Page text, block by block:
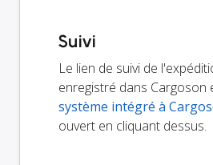
Suivi
Le lien de suivi de
enregistré dans Cargoson
système intégré à
ouvert en cliquant dessus.